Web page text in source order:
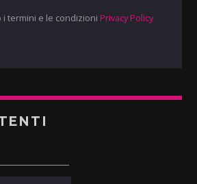
i termini e le condizioni Privacy Policy